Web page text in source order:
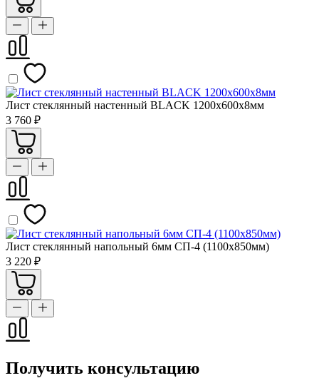
Лист стеклянный настенный BLACK 1200х600х8мм
3 760 ₽
Лист стеклянный напольный 6мм СП-4 (1100х850мм)
3 220 ₽
Получить консультацию